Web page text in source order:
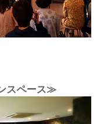
スペース≫